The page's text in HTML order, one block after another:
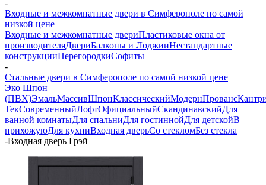
-
Входные и межкомнатные двери в Симферополе по самой
низкой цене
Входные и межкомнатные двериПластиковые окна от
производителяДвериБалконы и ЛоджииНестандартные
конструкцииПерегородкиСофиты
-
Стальные двери в Симферополе по самой низкой цене
Эко Шпон
(ПВХ)ЭмальМассивШпонКлассическийМодернПрованс
ТекСовременныйЛофтОфициальныйСкандинавскийДля
ванной комнатыДля спальниДля гостиннойДля детскойВ
прихожуюДля кухниВходная дверьСо стекломБез стекла
-Входная дверь Грэй